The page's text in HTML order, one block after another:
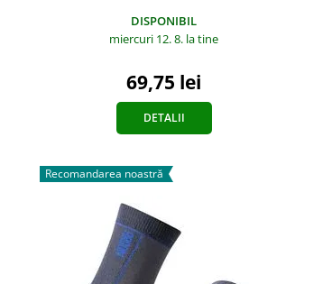
DISPONIBIL
miercuri 12. 8. la tine
69,75 lei
DETALII
Recomandarea noastră